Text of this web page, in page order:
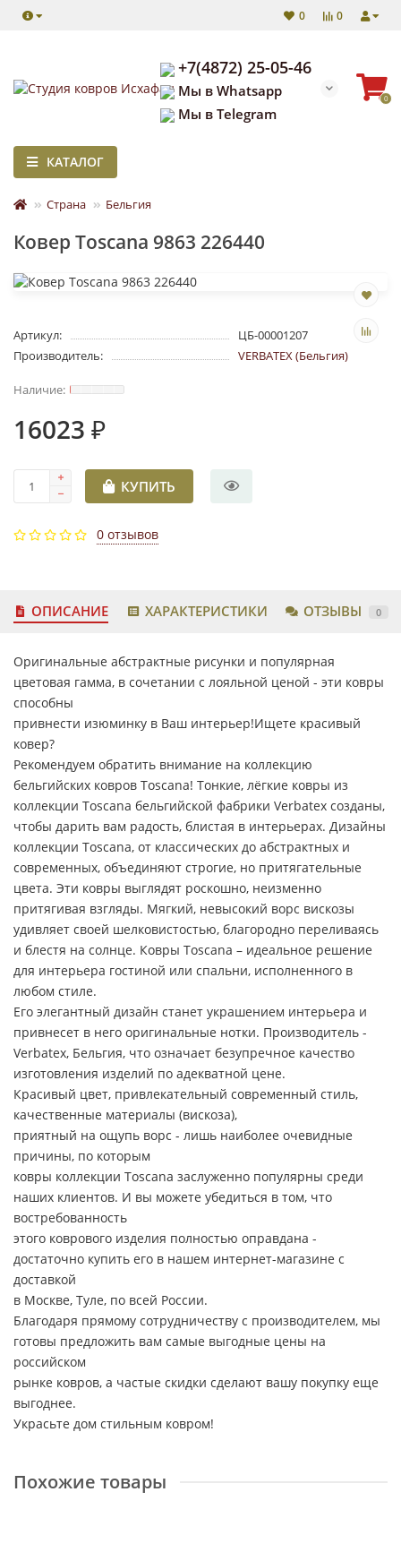
0
0
+7(4872) 25-05-46
Мы в Whatsapp
Мы в Telegram
0
КАТАЛОГ
Страна Бельгия
Ковер Toscana 9863 226440
Артикул:
ЦБ-00001207
Производитель:
VERBATEX (Бельгия)
16023 ₽
КУПИТЬ
0 отзывов
ОПИСАНИЕ ХАРАКТЕРИСТИКИ ОТЗЫВЫ 0
Оригинальные абстрактные рисунки и популярная
цветовая гамма, в сочетании с лояльной ценой - эти ковры
способны
привнести изюминку в Ваш интерьер!Ищете красивый
ковер?
Рекомендуем обратить внимание на коллекцию
бельгийских ковров Toscana! Тонкие, лёгкие ковры из
коллекции Toscana бельгийской фабрики Verbatex созданы,
чтобы дарить вам радость, блистая в интерьерах. Дизайны
коллекции Toscana, от классических до абстрактных и
современных, объединяют строгие, но притягательные
цвета. Эти ковры выглядят роскошно, неизменно
притягивая взгляды. Мягкий, невысокий ворс вискозы
удивляет своей шелковистостью, благородно переливаясь
и блестя на солнце. Ковры Toscana – идеальное решение
для интерьера гостиной или спальни, исполненного в
любом стиле.
Его элегантный дизайн станет украшением интерьера и
привнесет в него оригинальные нотки. Производитель -
Verbatex, Бельгия, что означает безупречное качество
изготовления изделий по адекватной цене.
Красивый цвет, привлекательный современный стиль,
качественные материалы (вискоза),
приятный на ощупь ворс - лишь наиболее очевидные
причины, по которым
ковры коллекции Toscana заслуженно популярны среди
наших клиентов. И вы можете убедиться в том, что
востребованность
этого коврового изделия полностью оправдана -
достаточно купить его в нашем интернет-магазине с
доставкой
в Москве, Туле, по всей России.
Благодаря прямому сотрудничеству с производителем, мы
готовы предложить вам самые выгодные цены на
российском
рынке ковров, а частые скидки сделают вашу покупку еще
выгоднее.
Украсьте дом стильным ковром!
Похожие товары